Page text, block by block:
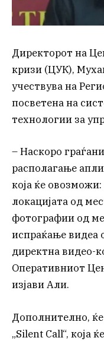
Директорот на
кризи (ЦУК),
учествува на
посветена на
технологии за
– Наскоро
располагање
која ќе
локацијата од
фотографии од
испраќање видеа
директна видео-
Оперативниот
изјави Али.
Дополнително,
„Silent Call“, која